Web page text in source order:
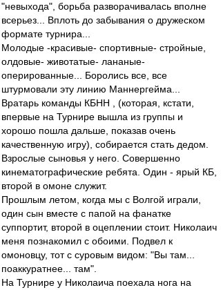
"невыхода", борьба разворачивалась вполне
всерьез... Вплоть до забывания о дружеском
формате турнира...
Молодые -красивые- спортивные- стройные,
олдовые- животатые- лананые-
оперированные... Боролись все, все
штурмовали эту линию Маннергейма...
Вратарь команды КБНН , (которая, кстати,
впервые на Турнире вышла из группы и
хорошо пошла дальше, показав очень
качественную игру), собирается стать дедом.
Взрослые сыновья у него. Совершенно
кинематографические ребята. Один - ярый КБ,
второй в омоне служит.
Прошлым летом, когда мы с Волгой играли,
один сын вместе с папой на фанатке
суппортит, второй в оцеплении стоит. Николаич
меня познакомил с обоими. Подвел к
омоновцу, тот с суровым видом: "Вы там...
поаккуратнее... там".
На Турнире у Николаича поехала нога на